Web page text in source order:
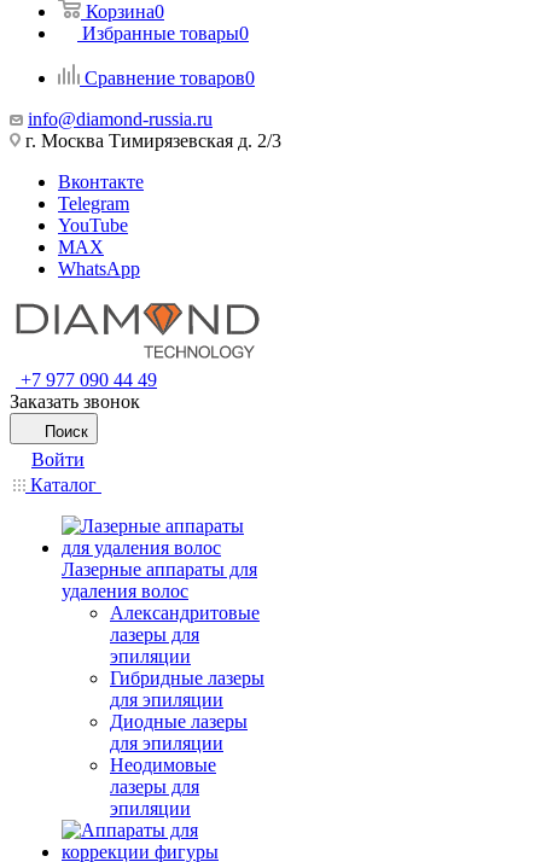
Корзина0
Избранные товары0
Сравнение товаров0
info@diamond-russia.ru
г. Москва Тимирязевская д. 2/3
Вконтакте
Telegram
YouTube
MAX
WhatsApp
+7 977 090 44 49
Заказать звонок
Поиск
Войти
Каталог
Лазерные аппараты для
удаления волос
Александритовые
лазеры для
эпиляции
Гибридные лазеры
для эпиляции
Диодные лазеры
для эпиляции
Неодимовые
лазеры для
эпиляции